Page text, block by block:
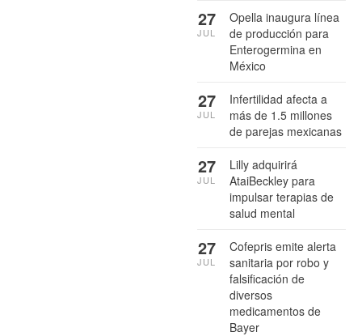
Opella inaugura línea
de producción para
Enterogermina en
México
27
JUL
Infertilidad afecta a
más de 1.5 millones
de parejas mexicanas
27
JUL
Lilly adquirirá
AtaiBeckley para
impulsar terapias de
salud mental
27
JUL
Cofepris emite alerta
sanitaria por robo y
falsificación de
diversos
medicamentos de
Bayer
27
JUL